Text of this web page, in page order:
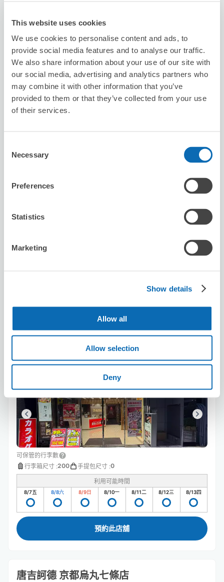
This website uses cookies
We use cookies to personalise content and ads, to
provide social media features and to analyse our traffic.
We also share information about your use of our site with
our social media, advertising and analytics partners who
may combine it with other information that you’ve
provided to them or that they’ve collected from your use
of their services.
Selection
Necessary
Preferences
Statistics
Marketing
Show details
Allow all
Allow selection
Deny
8/8
Big Echo Kyoto Station Shichijo Store
可保管的行李數
8/7五 8/13 四
Big Echo Kyoto Station Karasuma Exit
从Kyoto站步行5分钟。
本日營業時間: 10:00〜04:30
可保管的行李數
行李箱尺寸 :200 手提包尺寸 :0
利用可能時間
8/7五 8/8六 8/9日 8/10一 8/11二 8/12三 8/13四
預約此店舖
唐吉訶德 京都烏丸七條店